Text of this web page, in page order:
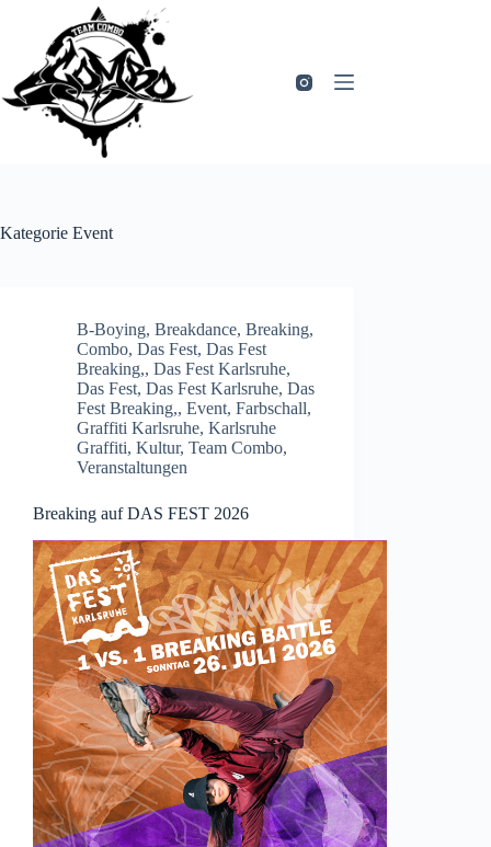
springen
Kategorie Event
B-Boying, Breakdance, Breaking,
Combo, Das Fest, Das Fest
Breaking,, Das Fest Karlsruhe,
Das Fest, Das Fest Karlsruhe, Das
Fest Breaking,, Event, Farbschall,
Graffiti Karlsruhe, Karlsruhe
Graffiti, Kultur, Team Combo,
Veranstaltungen
Breaking auf DAS FEST 2026